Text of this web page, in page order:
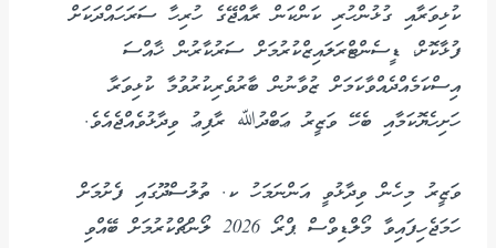
ކުޅިވަރާއި ގުޅުންހުރި ކަންކަން ރާއްޖޭގެ ހުރިހާ ސަރަހައްދަކަށް
ފުޅާކޮށް، ޑީސެންޓްރަލައިޒްކުރުމަށް ސަރުކާރުން ޚާއްސަ
އިސްކަމެއްދެއްވާކަމަށް ޒުވާނުން ބާރުވެރިކުރުވުމާ ކުޅިވަރާ
ހަށިހެޔޮކަމާއި ބެހޭ ވަޒީރު ޢަބްދުﷲ ރާފިޢު ވިދާޅުވެއްޖެއެވެ.
ވަޒީރު މިހެން ވިދާޅުވީ އަންނަމަހު ކ. ތުލުސްދޫގައި ފެށުމަށް
ހަމަޖެހިފައިވާ މޯލްޑިވްސް ޕްރޯ 2026 ލޯންޗްކުރުމަށް ބޭއްވި